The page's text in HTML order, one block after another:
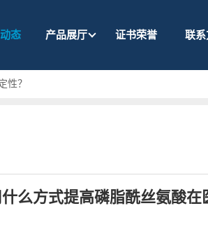
态 产品展厅 证书荣誉 联系
性？
么方式提高磷脂酰丝氨酸在